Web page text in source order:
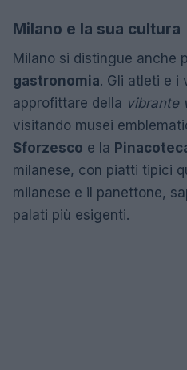
Milano e la sua cultura
Milano si distingue anche
gastronomia. Gli atleti e i
approfittare della vibrante
visitando musei
Sforzesco e la
milanese, con piatti tipici
milanese e il panettone,
palati più esigenti.